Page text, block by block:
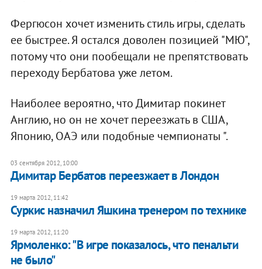
Фергюсон хочет изменить стиль игры, сделать
ее быстрее. Я остался доволен позицией "МЮ",
потому что они пообещали не препятствовать
переходу Бербатова уже летом.
Наиболее вероятно, что Димитар покинет
Англию, но он не хочет переезжать в США,
Японию, ОАЭ или подобные чемпионаты ".
03 сентября 2012, 10:00
Димитар Бербатов переезжает в Лондон
19 марта 2012, 11:42
Суркис назначил Яшкина тренером по технике
19 марта 2012, 11:20
Ярмоленко: "В игре показалось, что пенальти
не было"